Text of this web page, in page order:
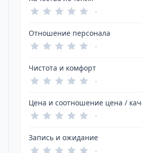
-
Отношение персонала
-
Чистота и комфорт
-
Цена и соотношение цена /
-
Запись и ожидание
-